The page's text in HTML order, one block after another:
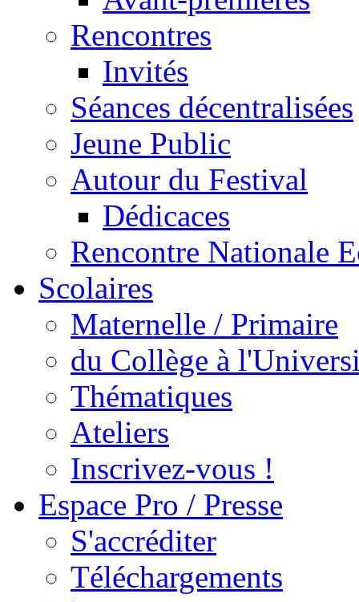
Rencontres
Invités
Séances décentralisées
Jeune Public
Autour du Festival
Dédicaces
Rencontre Nationale
Scolaires
Maternelle / Primaire
du Collège à
Thématiques
Ateliers
Inscrivez-vous !
Espace Pro / Presse
S'accréditer
Téléchargements